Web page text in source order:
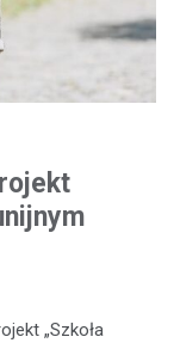
„Szkoła